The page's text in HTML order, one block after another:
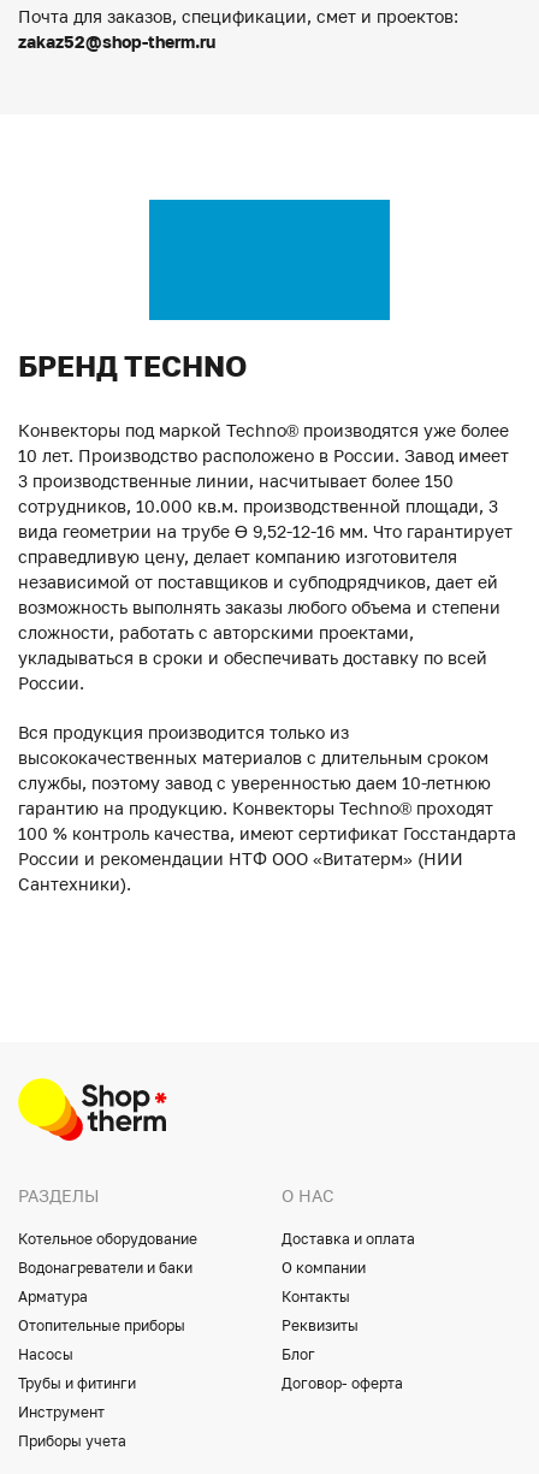
Почта для заказов, спецификации, смет и проектов:
zakaz52@shop-therm.ru
БРЕНД TECHNO
Конвекторы под маркой Techno® производятся уже более
10 лет. Производство расположено в России. Завод имеет
3 производственные линии, насчитывает более 150
сотрудников, 10.000 кв.м. производственной площади, 3
вида геометрии на трубе ϴ 9,52-12-16 мм. Что гарантирует
справедливую цену, делает компанию изготовителя
независимой от поставщиков и субподрядчиков, дает ей
возможность выполнять заказы любого объема и степени
сложности, работать с авторскими проектами,
укладываться в сроки и обеспечивать доставку по всей
России.
Вся продукция производится только из
высококачественных материалов с длительным сроком
службы, поэтому завод с уверенностью даем 10-летнюю
гарантию на продукцию. Конвекторы Techno® проходят
100 % контроль качества, имеют сертификат Госстандарта
России и рекомендации НТФ ООО «Витатерм» (НИИ
Сантехники).
РАЗДЕЛЫ
Котельное оборудование
Водонагреватели и баки
Арматура
Отопительные приборы
Насосы
Трубы и фитинги
Инструмент
Приборы учета
О НАС
Доставка и оплата
О компании
Контакты
Реквизиты
Блог
Договор- оферта